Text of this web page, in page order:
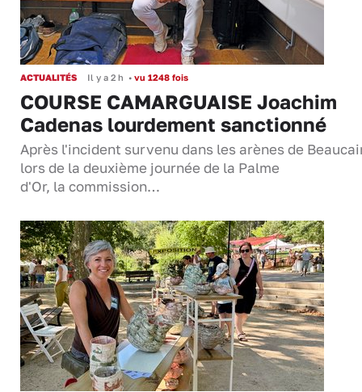
ACTUALITÉS Il y a 2 h • vu 1248 fois
COURSE CAMARGUAISE Joachim
Cadenas lourdement sanctionné
Après l'incident survenu dans les arènes de
lors de la deuxième journée de la Palme
d'Or, la commission…